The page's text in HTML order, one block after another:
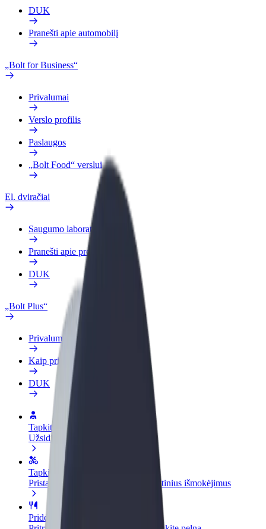
DUK
Pranešti apie automobilį
„Bolt for Business“
Privalumai
Verslo profilis
Paslaugos
„Bolt Food“ verslui
El. dviračiai
Saugumo laboratorija
Pranešti apie problemą
DUK
„Bolt Plus“
Privalumai
Kaip prisijungti
DUK
Tapkite vairuotoju (-a)
Užsidirbkite jums patogiu metu
Tapkite kurjeriu (-e)
Pristatinėkite maistą ir gaukite savaitinius išmokėjimus
Pridėti restoraną ar parduotuvę